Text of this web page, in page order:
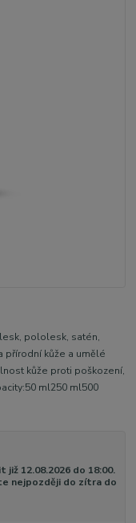
pololesk, satén,
přírodní kůže a umělé
kůže proti poškození,
ml250 ml500
již 12.08.2026 do 18:00.
nejpozději do zítra do